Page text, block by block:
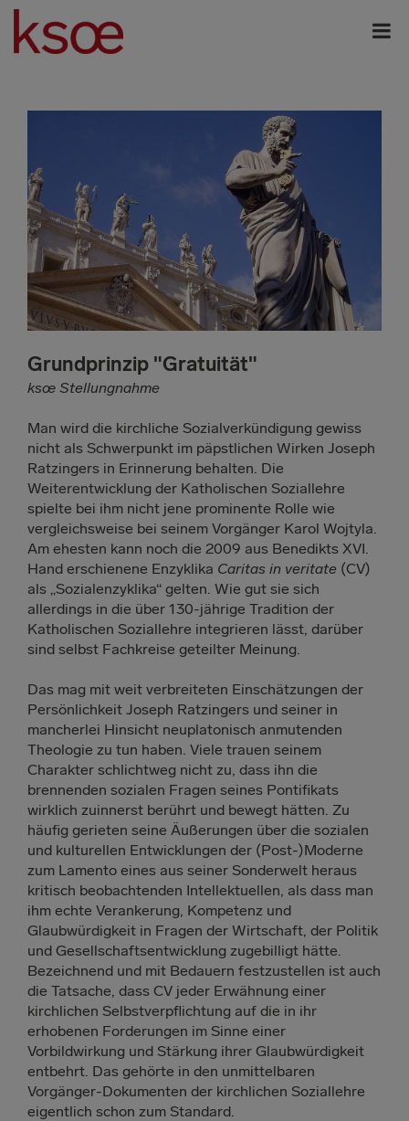
Grundprinzip "Gratuität"
ksœ Stellungnahme
Man wird die kirchliche Sozialverkündigung gewiss
nicht als Schwerpunkt im päpstlichen Wirken Joseph
Ratzingers in Erinnerung behalten. Die
Weiterentwicklung der Katholischen Soziallehre
spielte bei ihm nicht jene prominente Rolle wie
vergleichsweise bei seinem Vorgänger Karol Wojtyla.
Am ehesten kann noch die 2009 aus Benedikts XVI.
Hand erschienene Enzyklika Caritas in veritate (CV)
als „Sozialenzyklika“ gelten. Wie gut sie sich
allerdings in die über 130-jährige Tradition der
Katholischen Soziallehre integrieren lässt, darüber
sind selbst Fachkreise geteilter Meinung.
Das mag mit weit verbreiteten Einschätzungen der
Persönlichkeit Joseph Ratzingers und seiner in
mancherlei Hinsicht neuplatonisch anmutenden
Theologie zu tun haben. Viele trauen seinem
Charakter schlichtweg nicht zu, dass ihn die
brennenden sozialen Fragen seines Pontifikats
wirklich zuinnerst berührt und bewegt hätten. Zu
häufig gerieten seine Äußerungen über die sozialen
und kulturellen Entwicklungen der (Post-)Moderne
zum Lamento eines aus seiner Sonderwelt heraus
kritisch beobachtenden Intellektuellen, als dass man
ihm echte Verankerung, Kompetenz und
Glaubwürdigkeit in Fragen der Wirtschaft, der Politik
und Gesellschaftsentwicklung zugebilligt hätte.
Bezeichnend und mit Bedauern festzustellen ist auch
die Tatsache, dass CV jeder Erwähnung einer
kirchlichen Selbstverpflichtung auf die in ihr
erhobenen Forderungen im Sinne einer
Vorbildwirkung und Stärkung ihrer Glaubwürdigkeit
entbehrt. Das gehörte in den unmittelbaren
Vorgänger-Dokumenten der kirchlichen Soziallehre
eigentlich schon zum Standard.